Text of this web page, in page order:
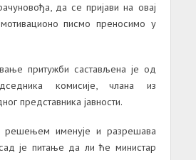
да се пријави на овај
писмо преносимо у
притужби састављена је од
комисије, члана из
представника јавности.
решењем именује и разрешава
је питање да ли ће министар